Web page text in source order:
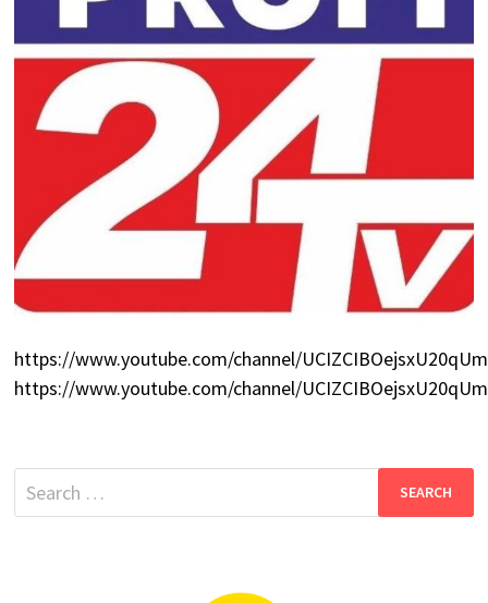
https://www.youtube.com/channel/
https://www.youtube.com/channel/
Search
for: